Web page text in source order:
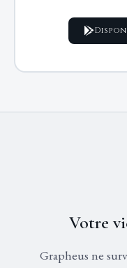
Votre
Grapheus ne